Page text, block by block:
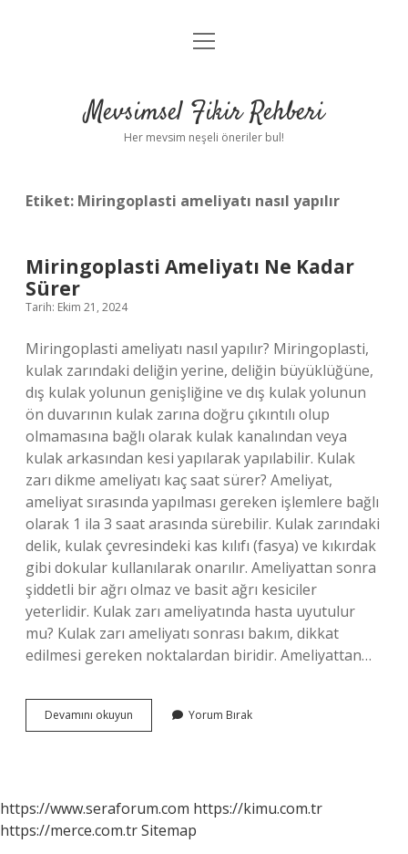
Anasayfa
Yasal Uyarı
menüyü
Mevsimsel Fikir Rehberi
Her mevsim neşeli öneriler bul!
Etiket: Miringoplasti ameliyatı nasıl yapılır
Miringoplasti Ameliyatı Ne Kadar
Sürer
Tarih: Ekim 21, 2024
Miringoplasti ameliyatı nasıl yapılır? Miringoplasti,
kulak zarındaki deliğin yerine, deliğin büyüklüğüne,
dış kulak yolunun genişliğine ve dış kulak yolunun
ön duvarının kulak zarına doğru çıkıntılı olup
olmamasına bağlı olarak kulak kanalından veya
kulak arkasından kesi yapılarak yapılabilir. Kulak
zarı dikme ameliyatı kaç saat sürer? Ameliyat,
ameliyat sırasında yapılması gereken işlemlere bağlı
olarak 1 ila 3 saat arasında sürebilir. Kulak zarındaki
delik, kulak çevresindeki kas kılıfı (fasya) ve kıkırdak
gibi dokular kullanılarak onarılır. Ameliyattan sonra
şiddetli bir ağrı olmaz ve basit ağrı kesiciler
yeterlidir. Kulak zarı ameliyatında hasta uyutulur
mu? Kulak zarı ameliyatı sonrası bakım, dikkat
edilmesi gereken noktalardan biridir. Ameliyattan…
Devamını okuyun Miringoplasti
Ameliyatı
Yorum Bırak
https://www.seraforum.com https://kimu.com.tr
https://merce.com.trSitemap